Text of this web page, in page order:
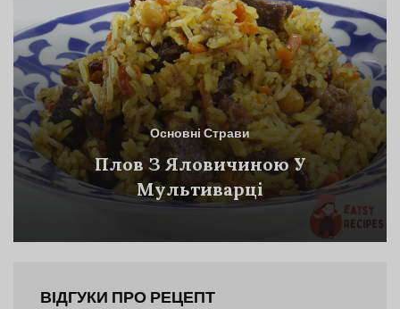
Основні Страви
Плов З Яловичиною У
Мультиварці
ВІДГУКИ ПРО РЕЦЕПТ